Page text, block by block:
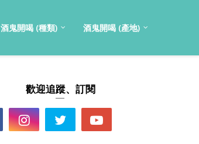
酒鬼開喝 (種類) 酒鬼開喝 (產地)
歡迎追蹤、訂閱